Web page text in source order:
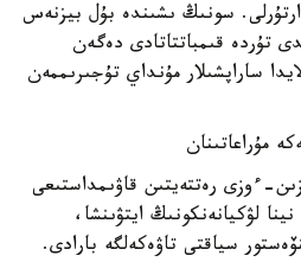
سونىڭ ىشىندە بۇل بيزنەس
تۇردە قىمباتتاتادى دەگەن
ساراپشىلار مۇنداي تۇجىرىممەن
مۇراعاتىنان
ءوزى رەتتەيتىن قاۋىمداستىعى
لۋكيانەنكونىڭ ايتۋىنشا،
سياقتى تاۋەكەلگە بارادى.